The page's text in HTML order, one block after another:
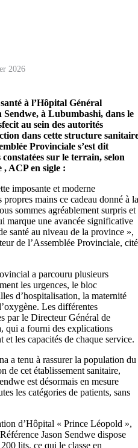
2026
à l’Hôpital Général
à Lubumbashi, dans le
au sein des autorités
dans cette structure
Provinciale s’est dit
sur le terrain, selon
, ACP en sigle :
imposante et moderne
mains ce cadeau donné à la
sommes agréablement surpris et
marque une avancée significative
santé au niveau de la province »,
de l’Assemblée Provinciale, cité
a parcouru plusieurs
les urgences, le bloc
d’hospitalisation, la maternité
Les différentes
par le Directeur Général de
qui a fourni des explications
les capacités de chaque service.
a tenu à rassurer la population du
de cet établissement sanitaire,
est désormais en mesure
les catégories de patients, sans
d’Hôpital « Prince Léopold »,
Jason Sendwe dispose
lits, ce qui le classe en